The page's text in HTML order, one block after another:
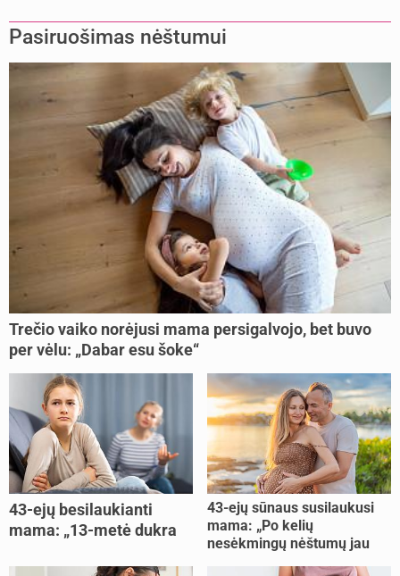
Pasiruošimas nėštumui
Trečio vaiko norėjusi mama persigalvojo, bet buvo
per vėlu: „Dabar esu šoke“
43-ejų besilaukianti
mama: „13-metė dukra
43-ejų sūnaus susilaukusi
mama: „Po kelių
nesėkmingų nėštumų jau